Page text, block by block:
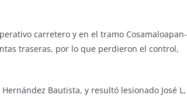
carretero y en el tramo Cosamaloapan-
traseras, por lo que perdieron el control,
Bautista, y resultó lesionado José L,